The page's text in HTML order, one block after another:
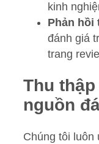
kinh
Phản hồi
đánh giá
trang
Thu
nguồn
Chúng tôi